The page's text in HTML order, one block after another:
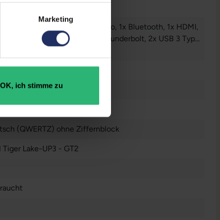
Marketing
OK, ich stimme zu
/ Mikrofon - 3.5 mm Combo, 1x Bluetooth, 1x HDMI,
Kartenleser
, 1x W-LAN , 2x Thunderbolt, 2x USB 3 Typ
Zoll
(QWERTZ) ohne Ziffernblock
Tiger Lake-UP3 - GT2